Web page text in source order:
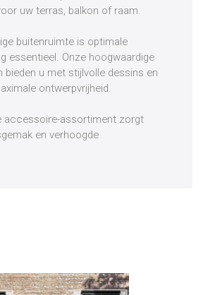
uw terras, balkon of raam.
buitenruimte is optimale
essentieel. Onze hoogwaardige
bieden u met stijlvolle dessins en
ontwerpvrijheid.
accessoire-assortiment zorgt
en verhoogde